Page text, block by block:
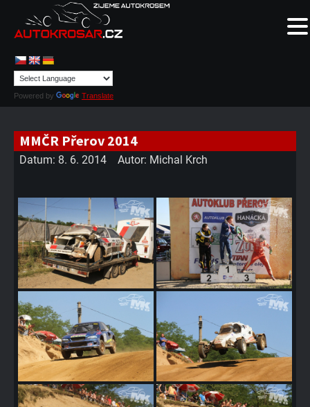
Powered by Translate
MMČR Přerov 2014
Datum: 8. 6. 2014 Autor: Michal Krch